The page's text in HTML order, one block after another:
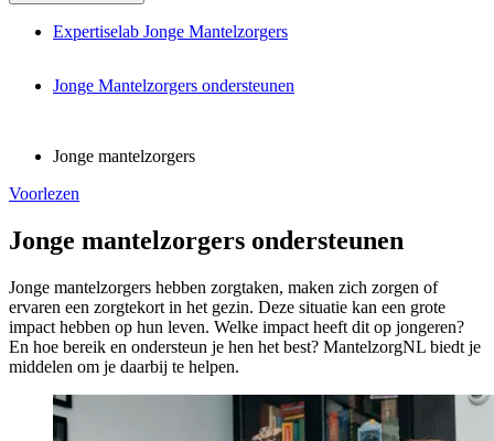
Expertiselab Jonge Mantelzorgers
Jonge Mantelzorgers ondersteunen
Jonge mantelzorgers
Voorlezen
Jonge mantelzorgers ondersteunen
Jonge mantelzorgers hebben zorgtaken, maken zich zorgen of
ervaren een zorgtekort in het gezin. Deze situatie kan een grote
impact hebben op hun leven. Welke impact heeft dit op jongeren?
En hoe bereik en ondersteun je hen het best? MantelzorgNL biedt je
middelen om je daarbij te helpen.